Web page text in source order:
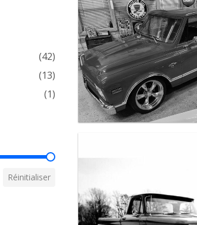
(42)
(13)
(1)
Réinitialiser